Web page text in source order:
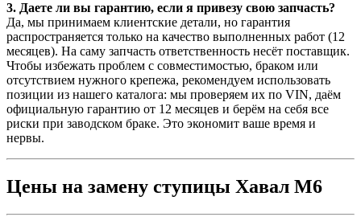
3. Даете ли вы гарантию, если я привезу свою запчасть?
Да, мы принимаем клиентские детали, но гарантия
распространяется только на качество выполненных работ (12
месяцев). На саму запчасть ответственность несёт поставщик.
Чтобы избежать проблем с совместимостью, браком или
отсутствием нужного крепежа, рекомендуем использовать
позиции из нашего каталога: мы проверяем их по VIN, даём
официальную гарантию от 12 месяцев и берём на себя все
риски при заводском браке. Это экономит ваше время и
нервы.
Цены на замену ступицы Хавал М6